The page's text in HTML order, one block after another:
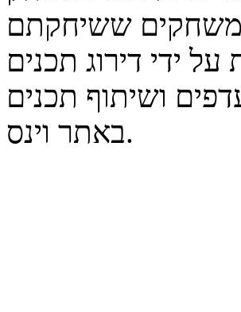
ידי דירוג תכנים
ושיתוף תכנים
באתר וינס.